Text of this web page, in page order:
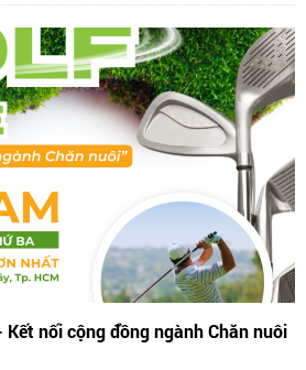
nối cộng đồng ngành Chăn nuôi